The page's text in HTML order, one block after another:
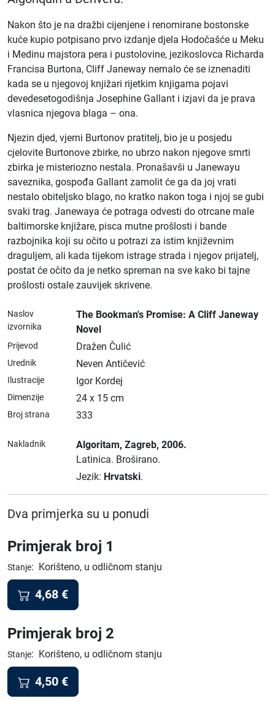
Nakon što je na dražbi cijenjene i renomirane bostonske
kuće kupio potpisano prvo izdanje djela Hodočašće u Meku
i Medinu majstora pera i pustolovine, jezikoslovca Richarda
Francisa Burtona, Cliff Janeway nemalo će se iznenaditi
kada se u njegovoj knjižari rijetkim knjigama pojavi
devedesetogodišnja Josephine Gallant i izjavi da je prava
vlasnica njegova blaga – ona.
Njezin djed, vjerni Burtonov pratitelj, bio je u posjedu
cjelovite Burtonove zbirke, no ubrzo nakon njegove smrti
zbirka je misteriozno nestala. Pronašavši u Janewayu
saveznika, gospođa Gallant zamolit će ga da joj vrati
nestalo obiteljsko blago, no kratko nakon toga i njoj se gubi
svaki trag. Janewaya će potraga odvesti do otrcane male
baltimorske knjižare, pisca mutne prošlosti i bande
razbojnika koji su očito u potrazi za istim književnim
draguljem, ali kada tijekom istrage strada i njegov prijatelj,
postat će očito da je netko spreman na sve kako bi tajne
prošlosti ostale zauvijek skrivene.
Naslov
izvornika
The Bookman's Promise: A Cliff Janeway
Novel
Prijevod Dražen Čulić
Urednik Neven Antičević
Ilustracije Igor Kordej
Dimenzije 24 x 15 cm
Broj strana 333
Nakladnik Algoritam, Zagreb, 2006.
Latinica. Broširano.
Jezik: Hrvatski.
Dva primjerka su u ponudi
Primjerak broj 1
Stanje: Korišteno, u odličnom stanju
4,68 €
Primjerak broj 2
Stanje: Korišteno, u odličnom stanju
4,50 €